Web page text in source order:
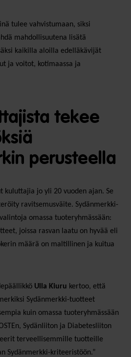
tulee vahvistumaan, siksi
mahdollisuutena lisätä
kaikilla aloilla edelläkävijät
ja voitot, kotimaassa ja
tekee
perusteella
kuluttajia jo yli 20 vuoden ajan. Se
ravitsemusväite. Sydänmerkki-
omassa tuoteryhmässään:
joissa rasvan laatu on hyvää eli
määrä on maltillinen ja kuitua
Ulla Kiuru kertoo, että
Sydänmerkki-tuotteet
kuin omassa tuoteryhmässään
Sydänliiton ja Diabetesliiton
terveellisemmille tuotteille
Sydänmerkki-kriteeristöön.”